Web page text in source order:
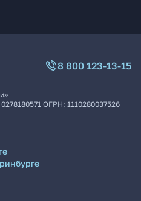
8 800 123-13-15
0278180571 ОГРН: 1110280037526